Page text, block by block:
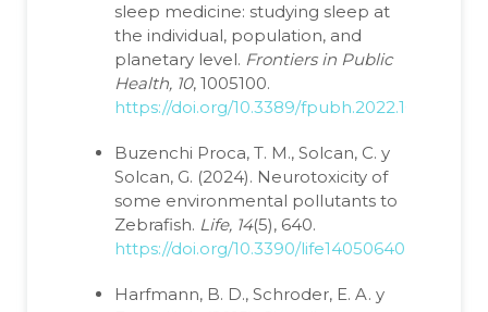
sleep medicine: studying sleep at
the individual, population, and
planetary level. Frontiers in Public
Health, 10, 1005100.
https://doi.org/10.3389/fpubh.2022.1005100
Buzenchi Proca, T. M., Solcan, C. y
Solcan, G. (2024). Neurotoxicity of
some environmental pollutants to
Zebrafish. Life, 14(5), 640.
https://doi.org/10.3390/life14050640
Harfmann, B. D., Schroder, E. A. y